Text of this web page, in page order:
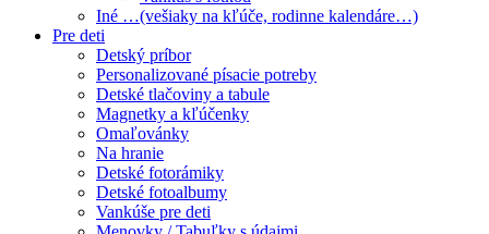
Iné …(vešiaky na kľúče, rodinne kalendáre…)
Pre deti
Detský príbor
Personalizované písacie potreby
Detské tlačoviny a tabule
Magnetky a kľúčenky
Omaľovánky
Na hranie
Detské fotorámiky
Detské fotoalbumy
Vankúše pre deti